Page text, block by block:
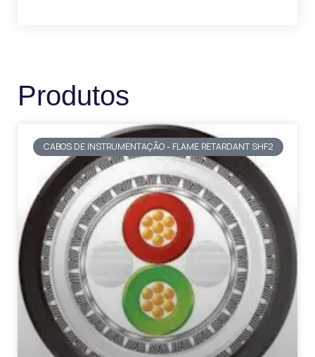
Produtos
CABOS DE INSTRUMENTAÇÃO - FLAME RETARDANT SHF2